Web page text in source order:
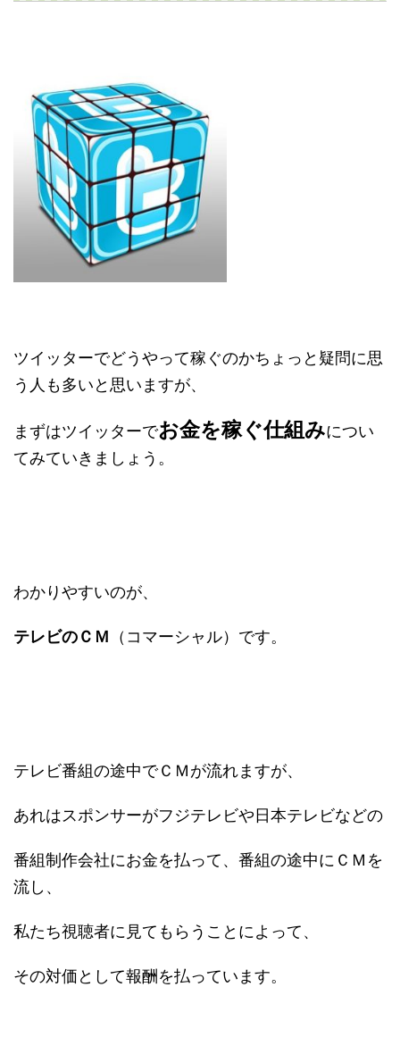
ツイッターでどうやって稼ぐのかちょっと疑問に思
う人も多いと思いますが、
まずはツイッターでお金を稼ぐ仕組みについ
てみていきましょう。
わかりやすいのが、
テレビのＣＭ （コマーシャル）です。
テレビ番組の途中でＣＭが流れますが、
あれはスポンサーがフジテレビや日本テレビなどの
番組制作会社にお金を払って、番組の途中にＣＭを
流し、
私たち視聴者に見てもらうことによって、
その対価として報酬を払っています。